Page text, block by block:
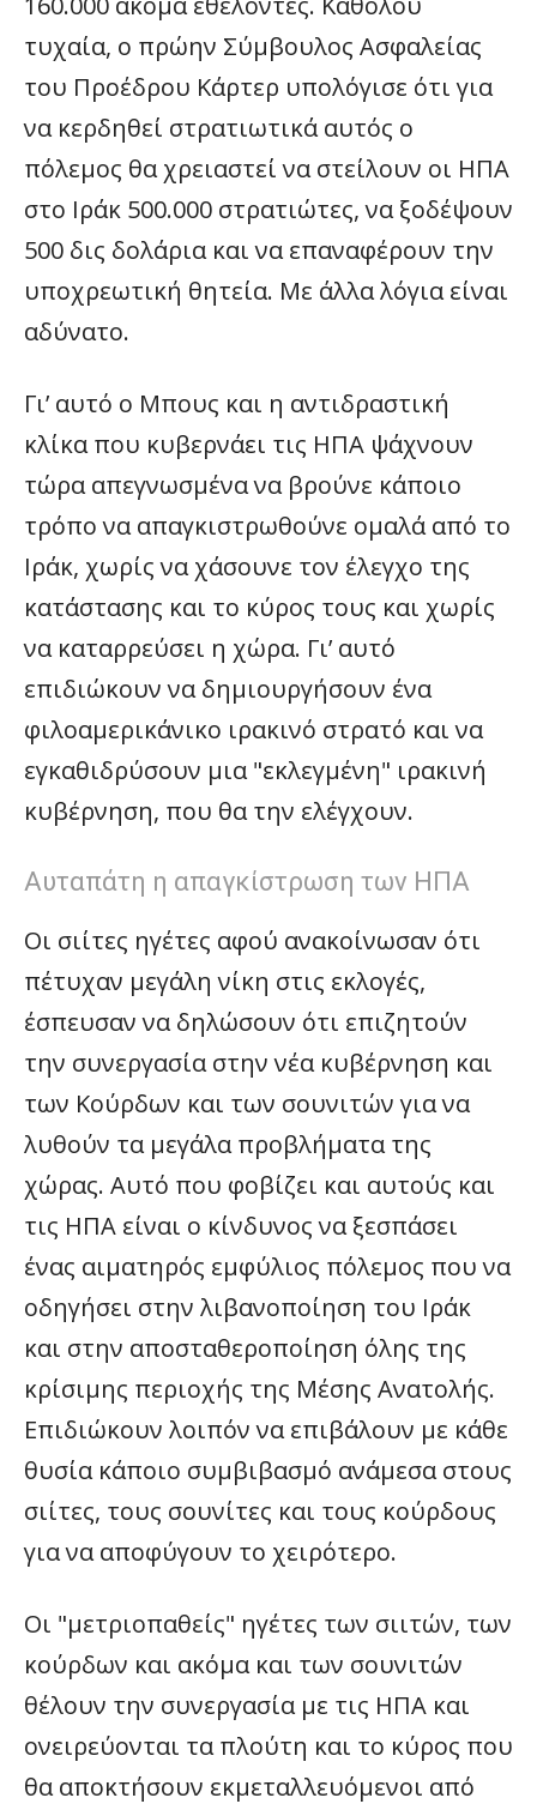
τυχαία, ο πρώην Σύμβουλος Ασφαλείας
του Προέδρου Κάρτερ υπολόγισε ότι για
να κερδηθεί στρατιωτικά αυτός ο
πόλεμος θα χρειαστεί να στείλουν οι ΗΠΑ
στο Ιράκ 500.000 στρατιώτες, να ξοδέψουν
500 δις δολάρια και να επαναφέρουν την
υποχρεωτική θητεία. Με άλλα λόγια είναι
αδύνατο.
Γι’ αυτό ο Μπους και η αντιδραστική
κλίκα που κυβερνάει τις ΗΠΑ ψάχνουν
τώρα απεγνωσμένα να βρούνε κάποιο
τρόπο να απαγκιστρωθούνε ομαλά από το
Ιράκ, χωρίς να χάσουνε τον έλεγχο της
κατάστασης και το κύρος τους και χωρίς
να καταρρεύσει η χώρα. Γι’ αυτό
επιδιώκουν να δημιουργήσουν ένα
φιλοαμερικάνικο ιρακινό στρατό και να
εγκαθιδρύσουν μια "εκλεγμένη" ιρακινή
κυβέρνηση, που θα την ελέγχουν.
Αυταπάτη η απαγκίστρωση των ΗΠΑ
Οι σιίτες ηγέτες αφού ανακοίνωσαν ότι
πέτυχαν μεγάλη νίκη στις εκλογές,
έσπευσαν να δηλώσουν ότι επιζητούν
την συνεργασία στην νέα κυβέρνηση και
των Κούρδων και των σουνιτών για να
λυθούν τα μεγάλα προβλήματα της
χώρας. Αυτό που φοβίζει και αυτούς και
τις ΗΠΑ είναι ο κίνδυνος να ξεσπάσει
ένας αιματηρός εμφύλιος πόλεμος που να
οδηγήσει στην λιβανοποίηση του Ιράκ
και στην αποσταθεροποίηση όλης της
κρίσιμης περιοχής της Μέσης Ανατολής.
Επιδιώκουν λοιπόν να επιβάλουν με κάθε
θυσία κάποιο συμβιβασμό ανάμεσα στους
σιίτες, τους σουνίτες και τους κούρδους
για να αποφύγουν το χειρότερο.
Οι "μετριοπαθείς" ηγέτες των σιιτών, των
κούρδων και ακόμα και των σουνιτών
θέλουν την συνεργασία με τις ΗΠΑ και
ονειρεύονται τα πλούτη και το κύρος που
θα αποκτήσουν εκμεταλλευόμενοι από